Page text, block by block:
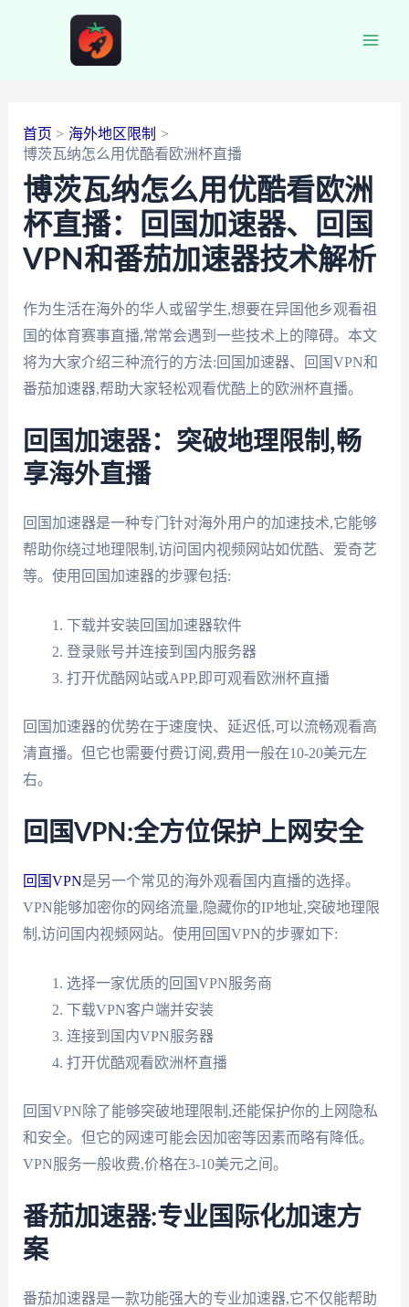
首页
海外地区限制
博茨瓦纳怎么用优酷看欧洲杯直播
博茨瓦纳怎么用优酷看欧洲
杯直播：回国加速器、回国
VPN和番茄加速器技术解析
作为生活在海外的华人或留学生,想要在异国他乡观看祖
国的体育赛事直播,常常会遇到一些技术上的障碍。本文
将为大家介绍三种流行的方法:回国加速器、回国VPN和
番茄加速器,帮助大家轻松观看优酷上的欧洲杯直播。
回国加速器：突破地理限制,畅
享海外直播
回国加速器是一种专门针对海外用户的加速技术,它能够
帮助你绕过地理限制,访问国内视频网站如优酷、爱奇艺
等。使用回国加速器的步骤包括:
下载并安装回国加速器软件
登录账号并连接到国内服务器
打开优酷网站或APP,即可观看欧洲杯直播
回国加速器的优势在于速度快、延迟低,可以流畅观看高
清直播。但它也需要付费订阅,费用一般在10-20美元左
右。
回国VPN:全方位保护上网安全
回国VPN是另一个常见的海外观看国内直播的选择。
VPN能够加密你的网络流量,隐藏你的IP地址,突破地理限
制,访问国内视频网站。使用回国VPN的步骤如下:
选择一家优质的回国VPN服务商
下载VPN客户端并安装
连接到国内VPN服务器
打开优酷观看欧洲杯直播
回国VPN除了能够突破地理限制,还能保护你的上网隐私
和安全。但它的网速可能会因加密等因素而略有降低。
VPN服务一般收费,价格在3-10美元之间。
番茄加速器:专业国际化加速方
案
番茄加速器是一款功能强大的专业加速器,它不仅能帮助